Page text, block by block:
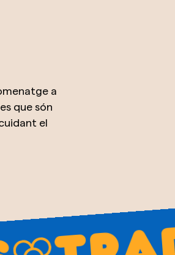
a
que són
el
en la
un toc
manera
i